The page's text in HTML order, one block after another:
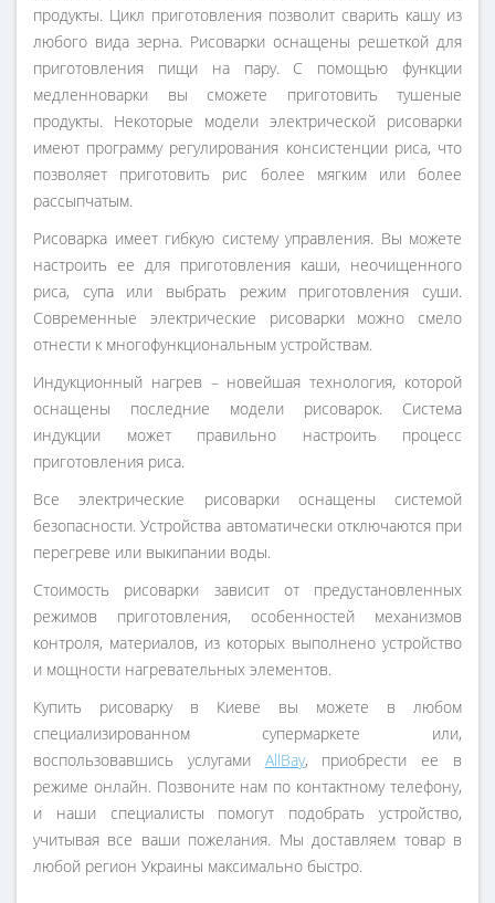
продукты. Цикл приготовления позволит сварить кашу из
любого вида зерна. Рисоварки оснащены решеткой для
приготовления пищи на пару. С помощью функции
медленноварки вы сможете приготовить тушеные
продукты. Некоторые модели электрической рисоварки
имеют программу регулирования консистенции риса, что
позволяет приготовить рис более мягким или более
рассыпчатым.
Рисоварка имеет гибкую систему управления. Вы можете
настроить ее для приготовления каши, неочищенного
риса, супа или выбрать режим приготовления суши.
Современные электрические рисоварки можно смело
отнести к многофункциональным устройствам.
Индукционный нагрев – новейшая технология, которой
оснащены последние модели рисоварок. Система
индукции может правильно настроить процесс
приготовления риса.
Все электрические рисоварки оснащены системой
безопасности. Устройства автоматически отключаются при
перегреве или выкипании воды.
Стоимость рисоварки зависит от предустановленных
режимов приготовления, особенностей механизмов
контроля, материалов, из которых выполнено устройство
и мощности нагревательных элементов.
Купить рисоварку в Киеве вы можете в любом
специализированном супермаркете или,
воспользовавшись услугами AllBay, приобрести ее в
режиме онлайн. Позвоните нам по контактному телефону,
и наши специалисты помогут подобрать устройство,
учитывая все ваши пожелания. Мы доставляем товар в
любой регион Украины максимально быстро.